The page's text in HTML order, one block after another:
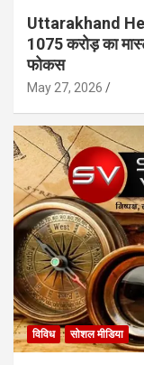
Uttarakhand
1075 करोड़ का
फोकस
May 27, 2026
विविध सोशल मीडिया